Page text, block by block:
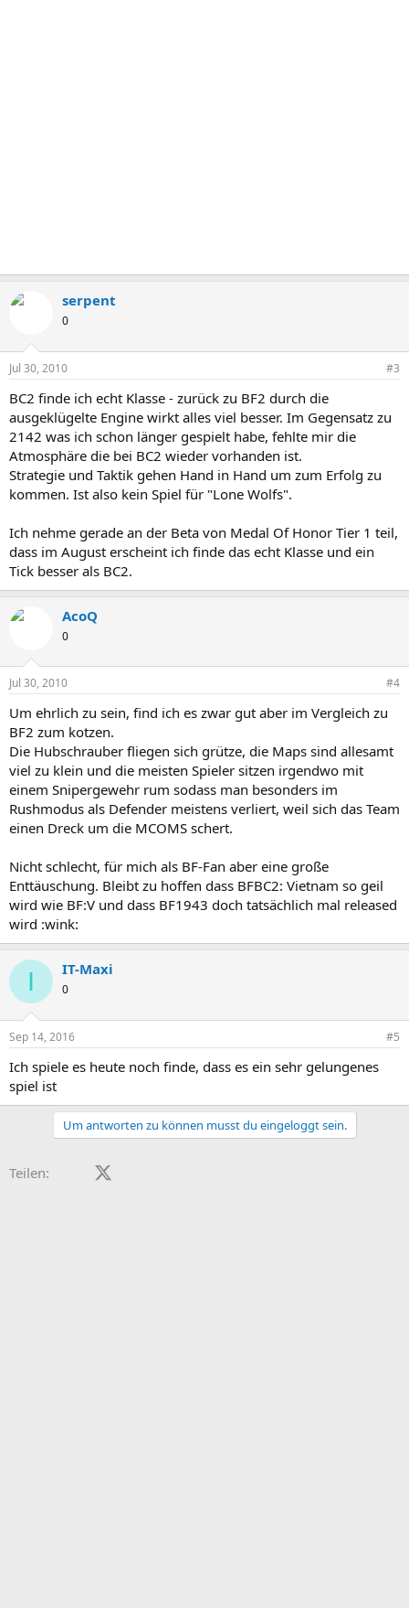
serpent
0
Jul 30, 2010 #3
BC2 finde ich echt Klasse - zurück zu BF2 durch die
ausgeklügelte Engine wirkt alles viel besser. Im Gegensatz zu
2142 was ich schon länger gespielt habe, fehlte mir die
Atmosphäre die bei BC2 wieder vorhanden ist.
Strategie und Taktik gehen Hand in Hand um zum Erfolg zu
kommen. Ist also kein Spiel für "Lone Wolfs".
Ich nehme gerade an der Beta von Medal Of Honor Tier 1 teil,
dass im August erscheint ich finde das echt Klasse und ein
Tick besser als BC2.
AcoQ
0
Jul 30, 2010 #4
Um ehrlich zu sein, find ich es zwar gut aber im Vergleich zu
BF2 zum kotzen.
Die Hubschrauber fliegen sich grütze, die Maps sind allesamt
viel zu klein und die meisten Spieler sitzen irgendwo mit
einem Snipergewehr rum sodass man besonders im
Rushmodus als Defender meistens verliert, weil sich das Team
einen Dreck um die MCOMS schert.
Nicht schlecht, für mich als BF-Fan aber eine große
Enttäuschung. Bleibt zu hoffen dass BFBC2: Vietnam so geil
wird wie BF:V und dass BF1943 doch tatsächlich mal released
wird :wink:
I IT-Maxi
0
Sep 14, 2016 #5
Ich spiele es heute noch finde, dass es ein sehr gelungenes
spiel ist
Um antworten zu können musst du eingeloggt sein.
Teilen: Facebook